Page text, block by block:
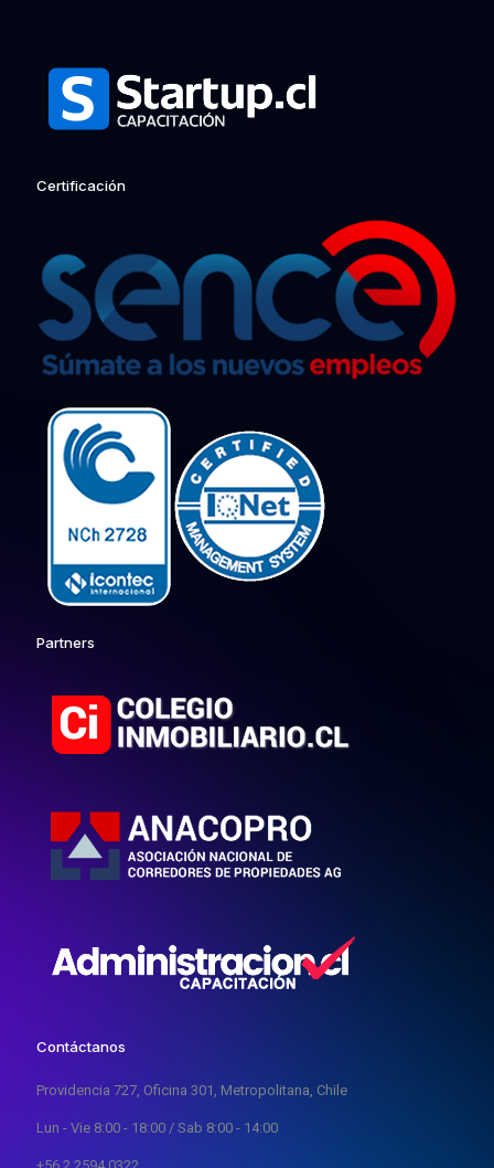
Certificación
Partners
Contáctanos
Providencia 727, Oficina 301, Metropolitana, Chile
Lun - Vie 8:00 - 18:00 / Sab 8:00 - 14:00